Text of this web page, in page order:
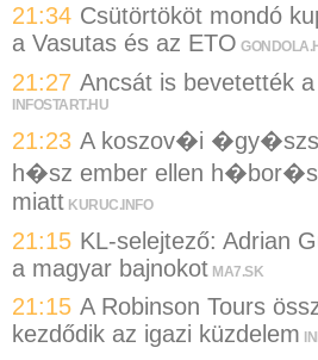
21:34 Csütörtököt mondó
a Vasutas és az ETO
21:27 Ancsát is bevetették
INFOSTART.HU
21:23 A koszov�i
h�sz ember ellen
miatt KURUC.INFO
21:15 KL-selejtező: Adrian
a magyar bajnokot MA7.SK
21:15 A Robinson Tours
kezdődik az igazi küzdelem